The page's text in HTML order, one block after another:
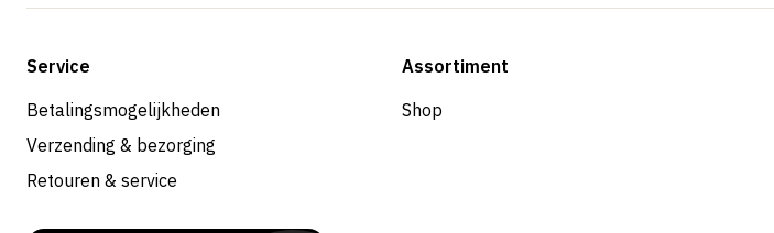
Service
Betalingsmogelijkheden
Verzending & bezorging
Retouren & service
Assortiment
Shop